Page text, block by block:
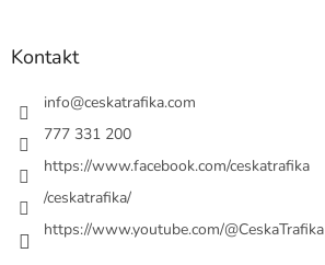
Kontakt
info@ceskatrafika.com
777 331 200
https://www.facebook.com/ceskatrafika
/ceskatrafika/
https://www.youtube.com/@CeskaTrafika